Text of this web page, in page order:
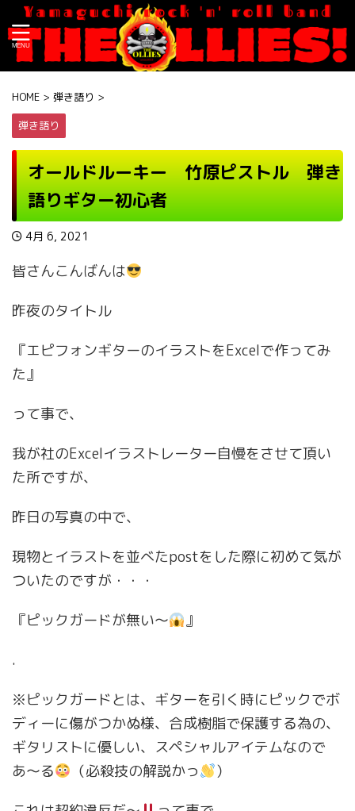
HOME > 弾き語り >
弾き語り
オールドルーキー 竹原ピストル 弾き
語りギター初心者
4月 6, 2021
皆さんこんばんは
昨夜のタイトル
『エピフォンギターのイラストをExcelで作ってみ
た』
って事で、
我が社のExcelイラストレーター自慢をさせて頂い
た所ですが、
昨日の写真の中で、
現物とイラストを並べたpostをした際に初めて気が
ついたのですが・・・
『ピックガードが無い〜
』
.
※ピックガードとは、ギターを引く時にピックでボ
ディーに傷がつかぬ様、合成樹脂で保護する為の、
ギタリストに優しい、スペシャルアイテムなので
あ〜る
（必殺技の解説かっ
）